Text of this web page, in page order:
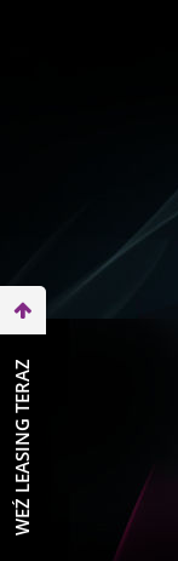
WEŹ LEASING TERAZ